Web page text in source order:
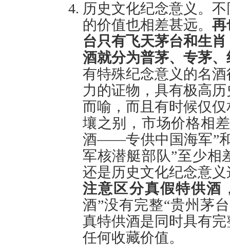
历史文化纪念意义。
的价值也相差甚远。 再
台只有飞天茅台和生
酒就分为普茅、专茅
有特殊纪念意义的名
力的证物，具有极高
而喻，而且有时候仅
壤之别，市场价格相
酒——专供中国海军”
军核潜艇部队”至少相
还是历史文化纪念意
注意区分真假特供酒
酒”没有完整“贵州茅
真特供酒是同时具有
任何收藏价值。